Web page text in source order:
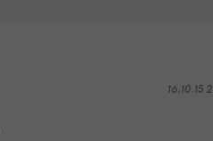
16.10.15